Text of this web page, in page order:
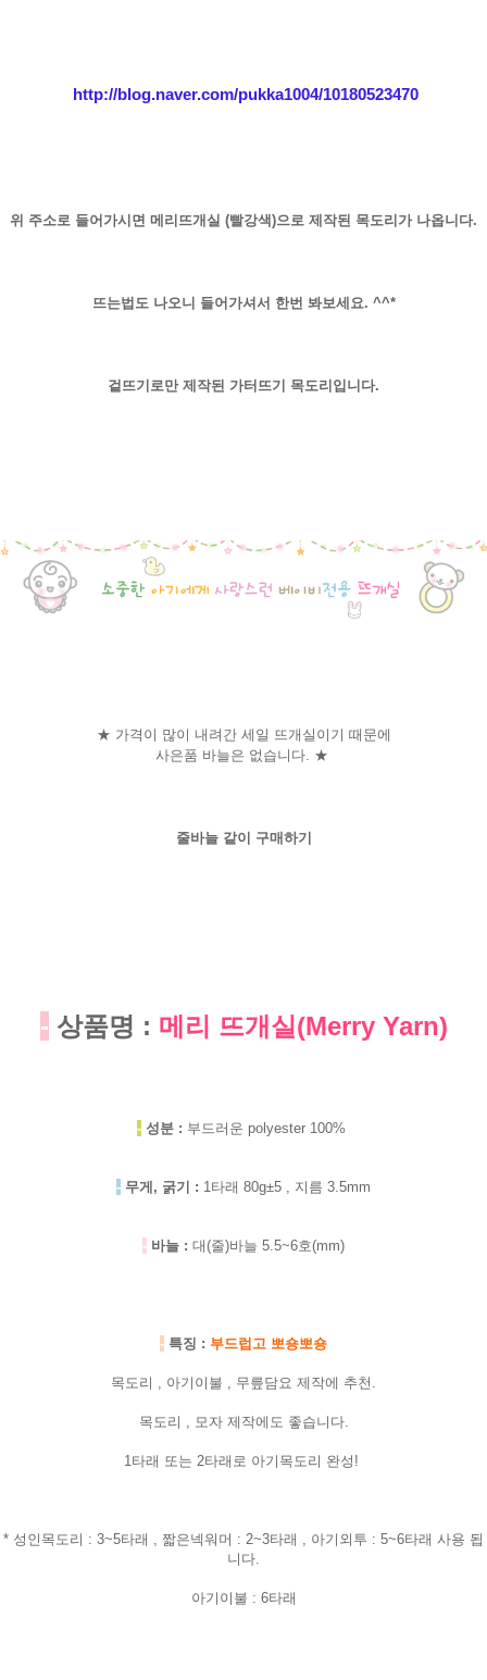
http://blog.naver.com/pukka1004/10180523470
위 주소로 들어가시면 메리뜨개실 (빨강색)으로 제작된 목도리가 나옵니다.
뜨는법도 나오니 들어가셔서 한번 봐보세요. ^^*
겉뜨기로만 제작된 가터뜨기 목도리입니다.
★ 가격이 많이 내려간 세일 뜨개실이기 때문에
사은품 바늘은 없습니다. ★
줄바늘 같이 구매하기
- 상품명 : 메리 뜨개실(Merry Yarn)
- 성분 : 부드러운 polyester 100%
- 무게, 굵기 : 1타래 80g±5 , 지름 3.5mm
- 바늘 : 대(줄)바늘 5.5~6호(mm)
- 특징 : 부드럽고 뽀숑뽀숑
목도리 , 아기이불 , 무릎담요 제작에 추천.
목도리 , 모자 제작에도 좋습니다.
1타래 또는 2타래로 아기목도리 완성!
* 성인목도리 : 3~5타래 , 짧은넥워머 : 2~3타래 , 아기외투 : 5~6타래 사용 됩
니다.
아기이불 : 6타래